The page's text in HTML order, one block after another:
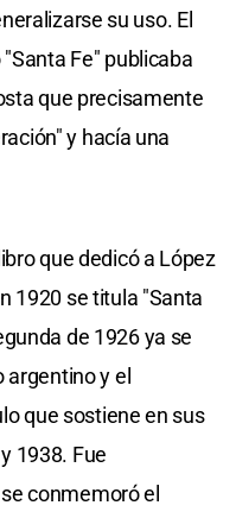
su uso. El
Fe" publicaba
que precisamente
y hacía una
que dedicó a López
1920 se titula "Santa
de 1926 ya se
argentino y el
que sostiene en sus
1938. Fue
conmemoró el